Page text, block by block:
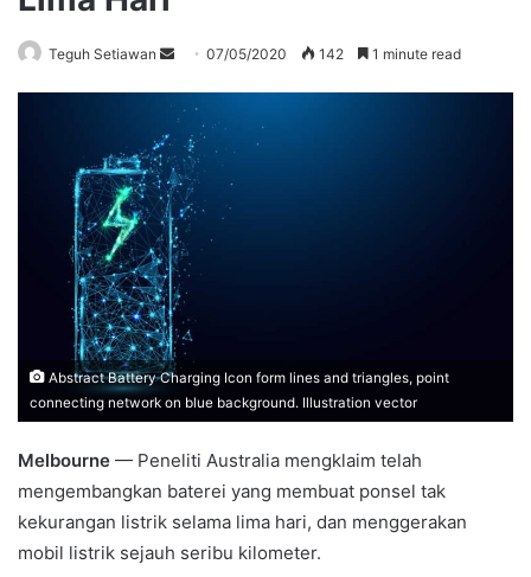
Teguh Setiawan
Send
email
07/05/2020 142 1 minute read
Abstract Battery Charging Icon form lines and triangles, point
connecting network on blue background. Illustration vector
Melbourne — Peneliti Australia mengklaim telah
mengembangkan baterei yang membuat ponsel tak
kekurangan listrik selama lima hari, dan menggerakan
mobil listrik sejauh seribu kilometer.